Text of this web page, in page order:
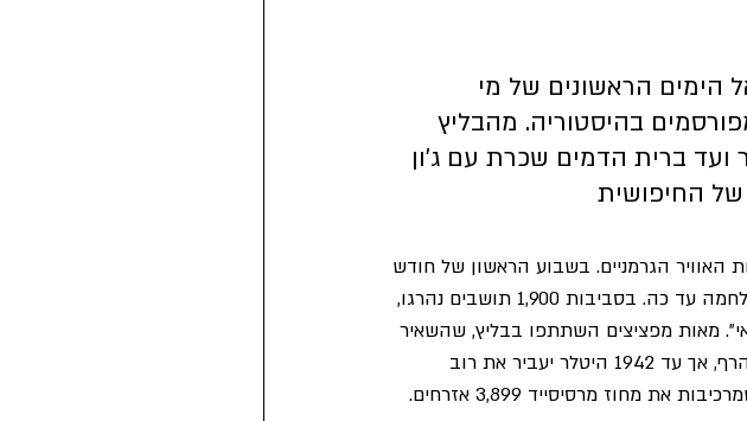
חזרנו אל הימים הראשונים של מי
בהיסטוריה. מהבליץ
ועד ברית הדמים שכרת עם ג'ון
החיפושית
מהאוויר 78 פעמים על ידי כוחות האוויר הגרמניים. בשבוע הראשון של חודש
מאי 1941, הייתה ההפצצה המאסיבית ביותר של הלופטוואפה במלחמה עד כה. בסביבות 1,900 תושבים נהרגו,
ב"בליץ של מאי". מאות מפציצים השתתפו בבליץ, שהשאיר
את העיר מרוסקת ומשותקת. ההפצצות על ליברפול המשיכו ללא הרף, אך עד 1942 היטלר יעביר את רוב
כוחותיו לכיוון ברה"מ. עד החורף קיפחו את חייהם בחמש הערים שמרכיבות את מחוז מרסיסייד 3,899 אזרחים.